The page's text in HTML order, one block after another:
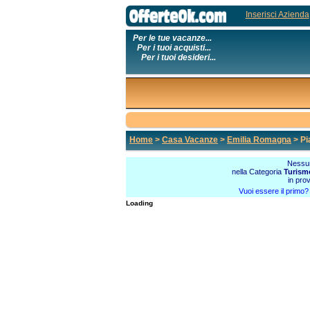
Inserisci Azienda
Per le tue vacanze...
Per i tuoi acquisti...
Per i tuoi desideri...
Home > Casa Vacanze > Emilia Romagna >
nella Categoria
in
Vuoi essere il primo?
Loading